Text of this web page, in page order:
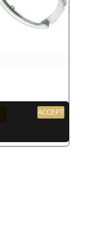
ACCEPT